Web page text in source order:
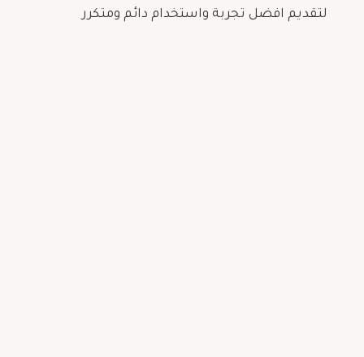
لتقديم افضل تجربة واستخدام دائم ومتكرر